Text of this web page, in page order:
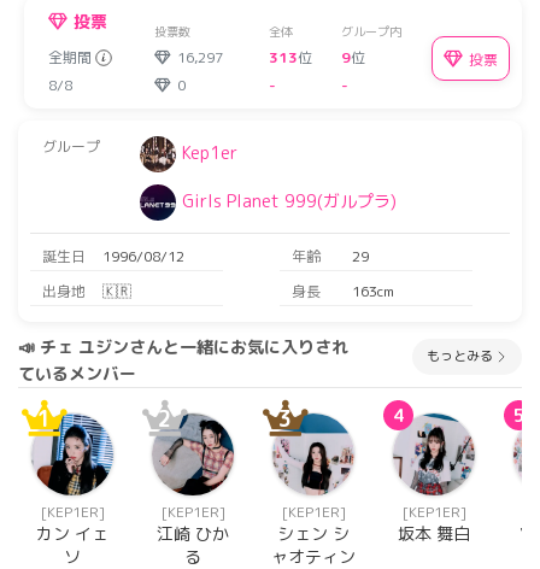
投票 投票数 全体 グループ内
全期間 16,297 313位 9位
8/8
0 - -
投票
グループ Kep1er
Girls Planet 999(ガルプラ)
誕生日 1996/08/12 年齢
29
出身地
🇰🇷 身長 163cm
📣 チェ ユジンさんと一緒にお気に入りされ
ているメンバー
もっとみる
1
[KEP1ER]
カン イェ
ソ
2
[KEP1ER]
江崎 ひか
る
3
[KEP1ER]
シェン シ
ャオティン
4
[KEP1ER]
坂本 舞白
5